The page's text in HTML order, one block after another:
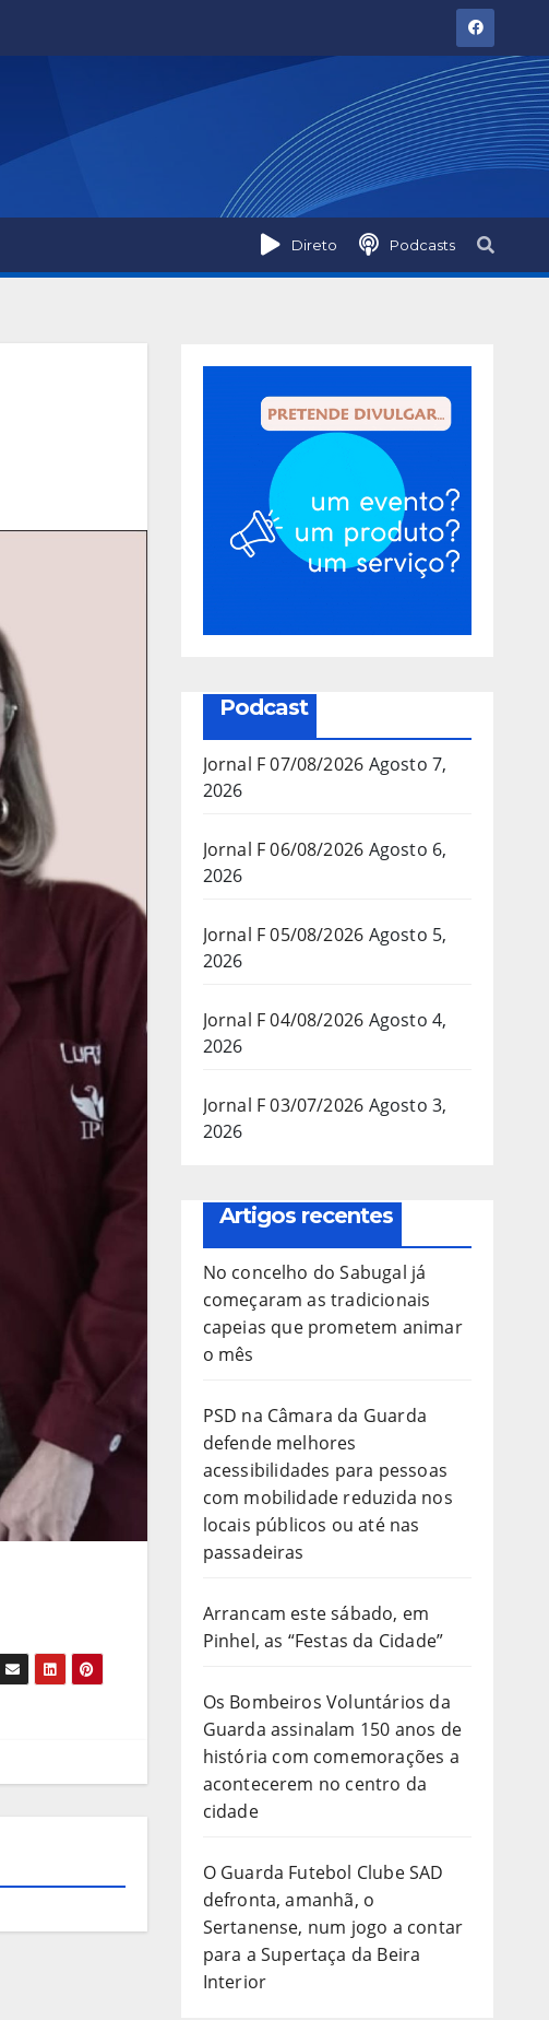
Direto Podcasts
Podcast
Jornal F 07/08/2026 Agosto 7,
2026
Jornal F 06/08/2026 Agosto 6,
2026
Jornal F 05/08/2026 Agosto 5,
2026
Jornal F 04/08/2026 Agosto 4,
2026
Jornal F 03/07/2026 Agosto 3,
2026
Artigos recentes
No concelho do Sabugal já
começaram as tradicionais
capeias que prometem animar
o mês
PSD na Câmara da Guarda
defende melhores
acessibilidades para pessoas
com mobilidade reduzida nos
locais públicos ou até nas
passadeiras
Arrancam este sábado, em
Pinhel, as “Festas da Cidade”
Os Bombeiros Voluntários da
Guarda assinalam 150 anos de
história com comemorações a
acontecerem no centro da
cidade
O Guarda Futebol Clube SAD
defronta, amanhã, o
Sertanense, num jogo a contar
para a Supertaça da Beira
Interior